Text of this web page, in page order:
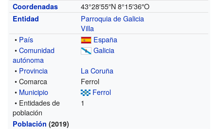
Coordenadas 43°28′55″N 8°15′36″O
Entidad
Parroquia de Galicia
Villa
• País
España
•Comunidad
autónoma
Galicia
• Provincia
La Coruña
• Comarca
Ferrol
• Municipio
Ferrol
• Entidades de
población
1
Población (2019)